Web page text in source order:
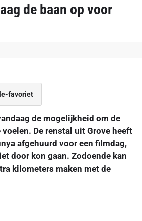
de baan op voor
favoriet
de mogelijkheid om de
voelen. De renstal uit Grove heeft
afgehuurd voor een filmdag,
door kon gaan. Zodoende kan
kilometers maken met de